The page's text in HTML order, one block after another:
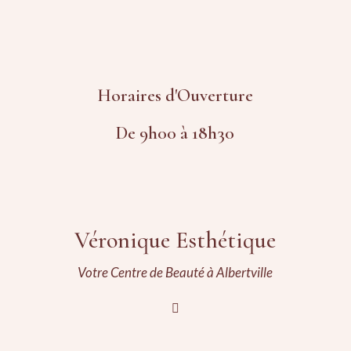
Horaires d'Ouverture
De 9h00 à 18h30
Véronique Esthétique
Votre Centre de Beauté à Albertville